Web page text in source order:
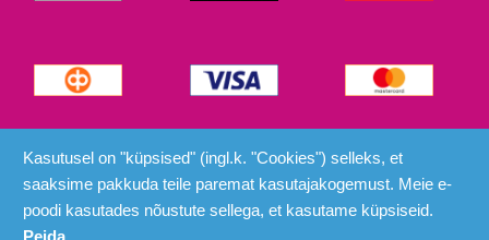
Kasutusel on "küpsised" (ingl.k. "Cookies") selleks, et
saaksime pakkuda teile paremat kasutajakogemust. Meie e-
poodi kasutades nõustute sellega, et kasutame küpsiseid.
Peida